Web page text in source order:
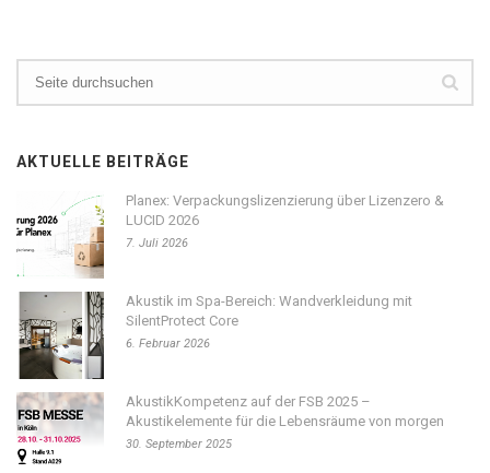
AKTUELLE BEITRÄGE
Planex: Verpackungslizenzierung über Lizenzero &
LUCID 2026
7. Juli 2026
Akustik im Spa-Bereich: Wandverkleidung mit
SilentProtect Core
6. Februar 2026
AkustikKompetenz auf der FSB 2025 –
Akustikelemente für die Lebensräume von morgen
30. September 2025